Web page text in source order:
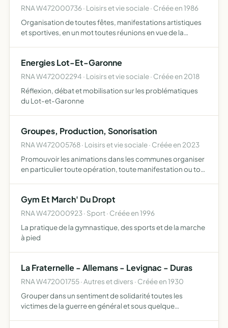
RNA W472000736 · Loisirs et vie sociale · Créée en 1986
Organisation de toutes fêtes, manifestations artistiques
et sportives, en un mot toutes réunions en vue de la
Energies Lot-Et-Garonne
RNA W472002294 · Loisirs et vie sociale · Créée en 2018
Réflexion, débat et mobilisation sur les problématiques
du Lot-et-Garonne
Groupes, Production, Sonorisation
RNA W472005768 · Loisirs et vie sociale · Créée en 2023
Promouvoir les animations dans les communes organiser
en particulier toute opération, toute manifestation ou tout
Gym Et March' Du Dropt
RNA W472000923 · Sport · Créée en 1996
La pratique de la gymnastique, des sports et de la marche
à pied
La Fraternelle - Allemans - Levignac - Duras
RNA W472001755 · Autres et divers · Créée en 1930
Grouper dans un sentiment de solidarité toutes les
victimes de la guerre en général et sous quelque